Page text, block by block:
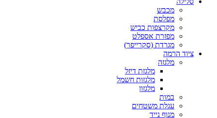
מכבש
מפלסת
מקרצפות כביש
מפזרת אספלט
מגרדת (סקרייפר)
ציוד הרמה
מלגזה
מלגזת דיזל
מלגזות חשמל
מלגזון
במות
עגלת משטחים
מנוף נייד